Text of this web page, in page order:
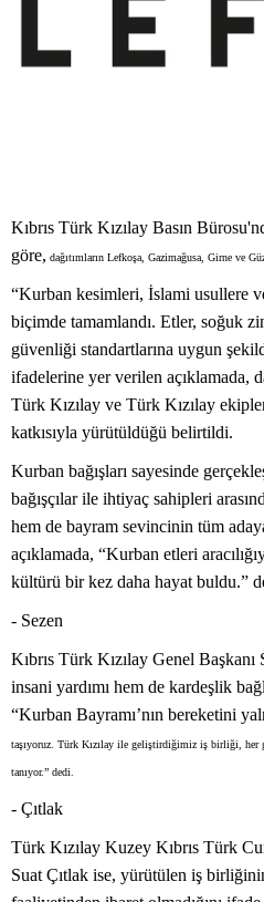
Kıbrıs Türk Kızılay Basın
göre, dağıtımların Lefkoşa, Gazimağusa, Girne ve
“Kurban kesimleri, İslami usullere
biçimde tamamlandı. Etler, soğuk
güvenliği standartlarına uygun
ifadelerine yer verilen açıklamada,
Türk Kızılay ve Türk Kızılay
katkısıyla yürütüldüğü belirtildi.
Kurban bağışları sayesinde
bağışçılar ile ihtiyaç sahipleri
hem de bayram sevincinin tüm
açıklamada, “Kurban etleri
kültürü bir kez daha hayat buldu.”
- Sezen
Kıbrıs Türk Kızılay Genel
insani yardımı hem de kardeşlik
“Kurban Bayramı’nın bereketini
taşıyoruz. Türk Kızılay ile geliştirdiğimiz iş birliği, her
tanıyor.” dedi.
- Çıtlak
Türk Kızılay Kuzey Kıbrıs Türk
Suat Çıtlak ise, yürütülen iş